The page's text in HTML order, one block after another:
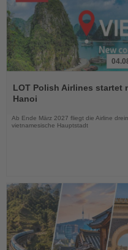
Sie
die
LOT Polish Airlines startet
Hanoi
Ab Ende März 2027 fliegt die Airline
vietnamesische Hauptstadt